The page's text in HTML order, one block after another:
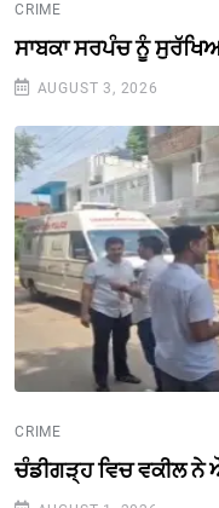
CRIME
ਸਾਬਕਾ ਸਰਪੰਚ ਨੂੰ
AUGUST 3, 2026
CRIME
ਚੰਡੀਗੜ੍ਹ ਵਿਚ ਵਕੀਲ ਨੇ